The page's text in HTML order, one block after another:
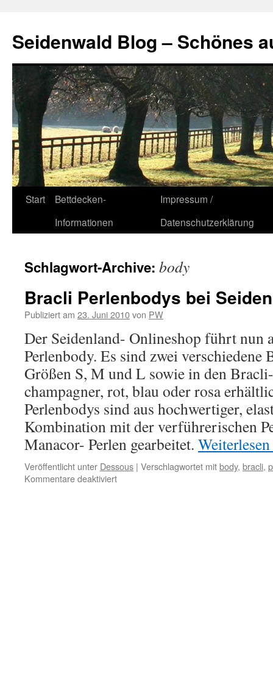
Seidenwald Blog – Schönes
Zum
Start
Bettdecken-
Informationen
Impressum /
Datenschutzerklärung
Schlagwort-Archive: body
Bracli Perlenbodys bei
Publiziert am 23. Juni 2010von PW
Der Seidenland- Onlineshop führt nun
Perlenbody. Es sind zwei
Größen S, M und L sowie in den
champagner, rot, blau oder rosa
Perlenbodys sind aus hochwertiger,
Kombination mit der verführerischen
Manacor- Perlen gearbeitet. Weiterlesen
Veröffentlicht unter Dessous | Verschlagwortet mitbody, bracli,
Kommentare deaktiviertfür